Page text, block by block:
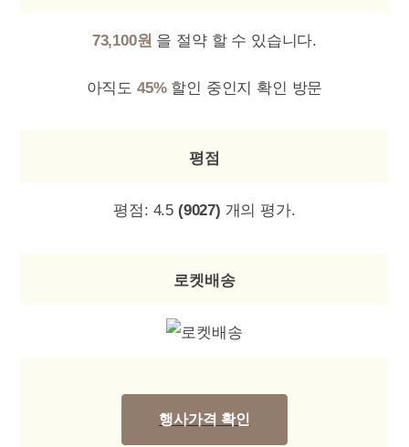
73,100원 을 절약 할 수 있습니다.
아직도 45%할인 중인지 확인 방문
평점
평점: 4.5 (9027) 개의 평가.
로켓배송
행사가격 확인